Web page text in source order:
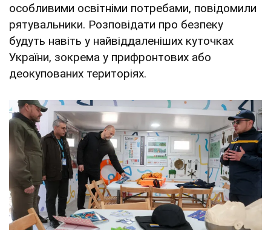
особливими освітніми потребами, повідомили
рятувальники. Розповідати про безпеку
будуть навіть у найвіддаленіших куточках
України, зокрема у прифронтових або
деокупованих територіях.